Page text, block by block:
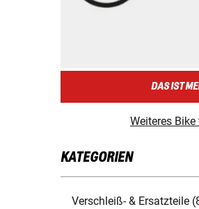
DAS IST
Weiteres Bike
KATEGORIEN
Verschleiß- & Ersatzteile